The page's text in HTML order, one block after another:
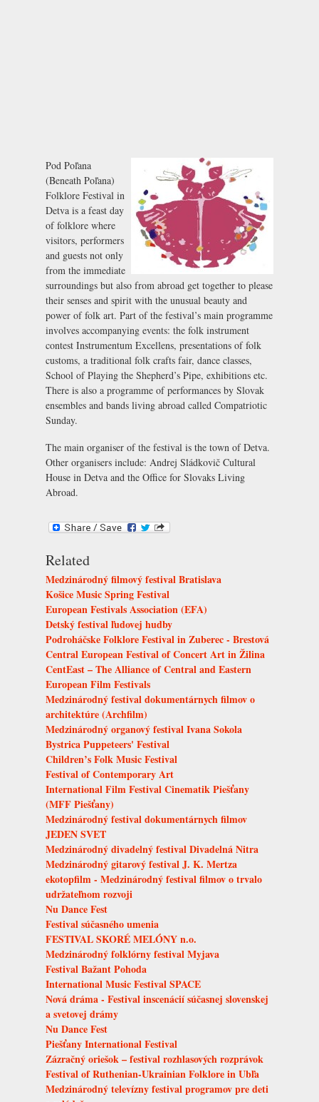
Pod Poľana
(Beneath Poľana)
Folklore Festival in
Detva is a feast day
of folklore where
visitors, performers
and guests not only
from the immediate
surroundings but also from abroad get together to please
their senses and spirit with the unusual beauty and
power of folk art. Part of the festival’s main programme
involves accompanying events: the folk instrument
contest Instrumentum Excellens, presentations of folk
customs, a traditional folk crafts fair, dance classes,
School of Playing the Shepherd’s Pipe, exhibitions etc.
There is also a programme of performances by Slovak
ensembles and bands living abroad called Compatriotic
Sunday.
The main organiser of the festival is the town of Detva.
Other organisers include: Andrej Sládkovič Cultural
House in Detva and the Office for Slovaks Living
Abroad.
Related
Medzinárodný filmový festival Bratislava
Košice Music Spring Festival
European Festivals Association (EFA)
Detský festival ľudovej hudby
Podroháčske Folklore Festival in Zuberec - Brestová
Central European Festival of Concert Art in Žilina
CentEast – The Alliance of Central and Eastern
European Film Festivals
Medzinárodný festival dokumentárnych filmov o
architektúre (Archfilm)
Medzinárodný organový festival Ivana Sokola
Bystrica Puppeteers' Festival
Children’s Folk Music Festival
Festival of Contemporary Art
International Film Festival Cinematik Piešťany
(MFF Piešťany)
Medzinárodný festival dokumentárnych filmov
JEDEN SVET
Medzinárodný divadelný festival Divadelná Nitra
Medzinárodný gitarový festival J. K. Mertza
ekotopfilm - Medzinárodný festival filmov o trvalo
udržateľnom rozvoji
Nu Dance Fest
Festival súčasného umenia
FESTIVAL SKORÉ MELÓNY n.o.
Medzinárodný folklórny festival Myjava
Festival Bažant Pohoda
International Music Festival SPACE
Nová dráma - Festival inscenácií súčasnej slovenskej
a svetovej drámy
Nu Dance Fest
Piešťany International Festival
Zázračný oriešok – festival rozhlasových rozprávok
Festival of Ruthenian-Ukrainian Folklore in Ubľa
Medzinárodný televízny festival programov pre deti